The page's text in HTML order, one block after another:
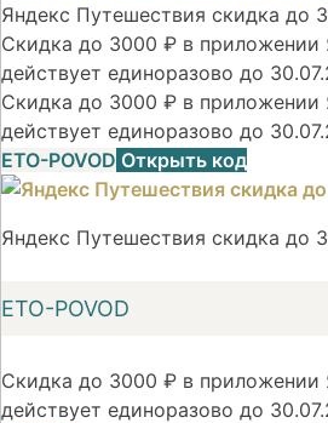
Яндекс Путешествия скидка до
Скидка до 3000 ₽ в приложении
действует единоразово до
Скидка до 3000 ₽ в приложении
действует единоразово до
ETO-POVOD Открыть код
Яндекс Путешествия скидка до
ETO-POVOD
Скидка до 3000 ₽ в приложении
действует единоразово до